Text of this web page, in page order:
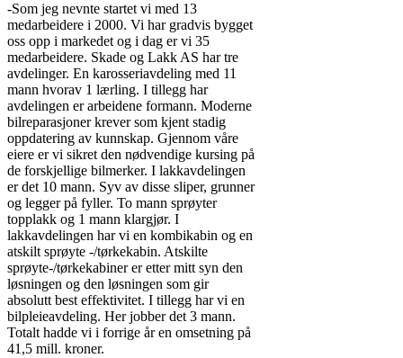
-Som jeg nevnte startet vi med 13
medarbeidere i 2000. Vi har gradvis bygget
oss opp i markedet og i dag er vi 35
medarbeidere. Skade og Lakk AS har tre
avdelinger. En karosseriavdeling med 11
mann hvorav 1 lærling. I tillegg har
avdelingen er arbeidene formann. Moderne
bilreparasjoner krever som kjent stadig
oppdatering av kunnskap. Gjennom våre
eiere er vi sikret den nødvendige kursing på
de forskjellige bilmerker. I lakkavdelingen
er det 10 mann. Syv av disse sliper, grunner
og legger på fyller. To mann sprøyter
topplakk og 1 mann klargjør. I
lakkavdelingen har vi en kombikabin og en
atskilt sprøyte -/tørkekabin. Atskilte
sprøyte-/tørkekabiner er etter mitt syn den
løsningen og den løsningen som gir
absolutt best effektivitet. I tillegg har vi en
bilpleieavdeling. Her jobber det 3 mann.
Totalt hadde vi i forrige år en omsetning på
41,5 mill. kroner.